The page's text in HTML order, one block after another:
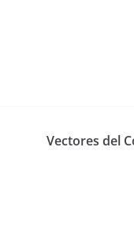
Vectores del